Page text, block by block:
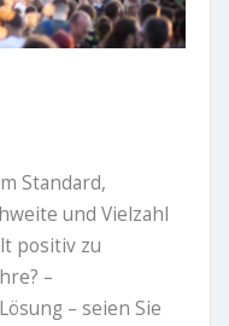
Standard,
und Vielzahl
positiv zu
–
– seien Sie